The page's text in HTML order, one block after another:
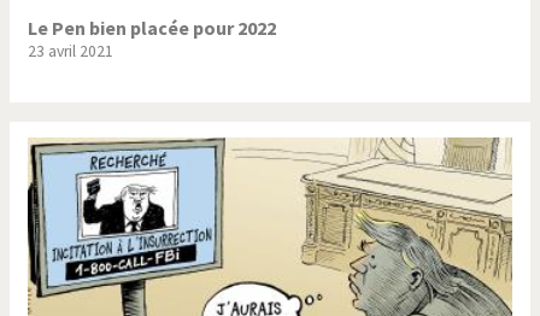
Le Pen bien placée pour 2022
23 avril 2021